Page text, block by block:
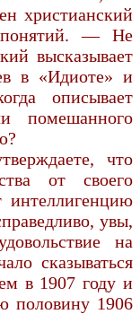
христианский
— Не
высказывает
в «Идиоте» и
описывает
помешанного
что
от своего
интеллигенцию
увы,
на
сказываться
в 1907 году и
половину 1906